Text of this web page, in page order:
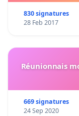
830 signatures
28 Feb 2017
Réunionnais
669 signatures
24 Sep 2020